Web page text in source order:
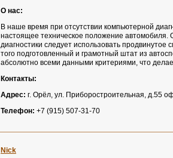
О нас:
В наше время при отсутствии компьютерной
настоящее техническое положение автомобиля.
диагностики следует использовать
того подготовленный и грамотный штат из
абсолютно всеми данными критериями, что
Контакты:
Адрес: г. Орёл, ул. Приборостроительная, д.55
Телефон: +7 (915) 507-31-70
Nick